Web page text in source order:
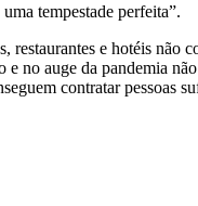
tempestade perfeita”.
e hotéis não
no auge da pandemia
contratar pessoas